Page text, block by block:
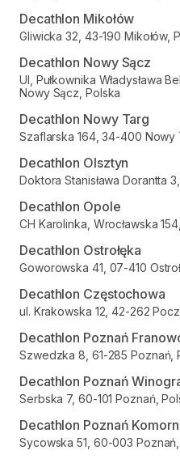
Decathlon Mikołów
Gliwicka 32, 43-190 Mikołów,
Decathlon Nowy Sącz
Ul, Pułkownika Władysława
Nowy Sącz, Polska
Decathlon Nowy Targ
Szaflarska 164, 34-400 Nowy
Decathlon Olsztyn
Doktora Stanisława Dorantta
Decathlon Opole
CH Karolinka, Wrocławska
Decathlon Ostrołęka
Goworowska 41, 07-410
Decathlon Częstochowa
ul. Krakowska 12, 42-262
Decathlon Poznań
Szwedzka 8, 61-285 Poznań,
Decathlon Poznań
Serbska 7, 60-101 Poznań,
Decathlon Poznań
Sycowska 51, 60-003